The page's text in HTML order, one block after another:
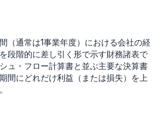
（通常は1事業年度）における会社の経
段階的に差し引く形で示す財務諸表で
ュ・フロー計算書と並ぶ主要な決算書
間にどれだけ利益（または損失）を上